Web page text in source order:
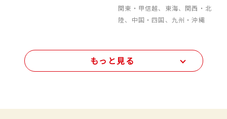
関東・甲信越、東海、関西・北
陸、中国・四国、九州・沖縄
もっと見る